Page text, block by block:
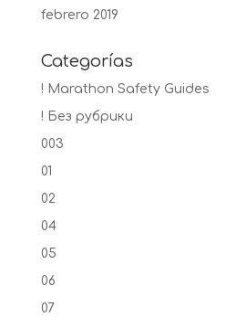
febrero 2019
Categorías
! Marathon Safety Guides
! Без рубрики
003
01
02
04
05
06
07